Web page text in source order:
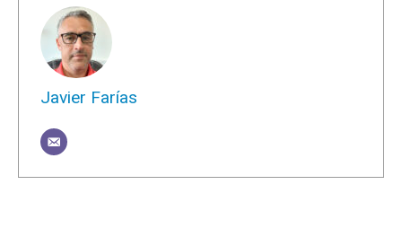
Javier Farías